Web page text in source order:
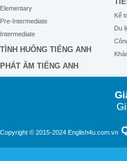
Elementary
Pre-Intermediate
Intermediate
TÌNH HUỐNG TIẾNG ANH
PHÁT ÂM TIẾNG ANH
Kế
Du
Copyright © 2015-2024 English4u.com.vn